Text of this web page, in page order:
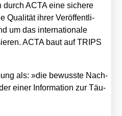
ACTA eine siche­re
Qua­li­tät ihrer Ver­öf­fent­li­
um das inter­na­tio­na­le
ACTA baut auf TRIPS
als: »die bewuss­te Nach­
einer Infor­ma­ti­on zur Täu­